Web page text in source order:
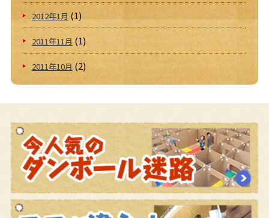
2012年1月 (1)
2011年11月 (1)
2011年10月(2)